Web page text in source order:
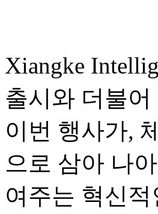
Xiangke
출시와 더불
이번 행사가,
으로 삼아 나
여주는 혁신